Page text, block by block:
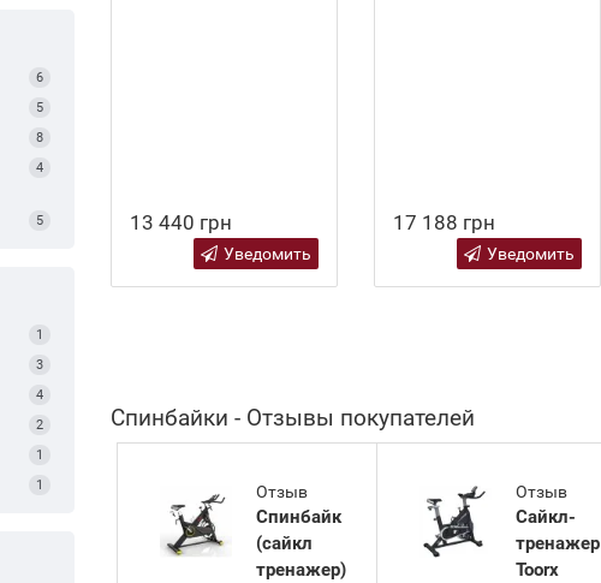
6
5
8
4
5
1
3
4
2
1
1
13 440 грн
Уведомить
17 188 грн
Уведомить
Спинбайки - Отзывы покупателей
Отзыв
Спинбайк
(сайкл
тренажер)
Отзыв
Сайкл-
тренажер
Toorx